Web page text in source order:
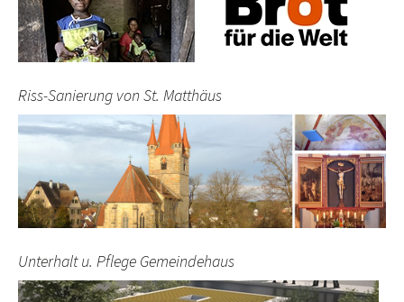
Riss-Sanierung von St. Matthäus
Unterhalt u. Pflege Gemeindehaus